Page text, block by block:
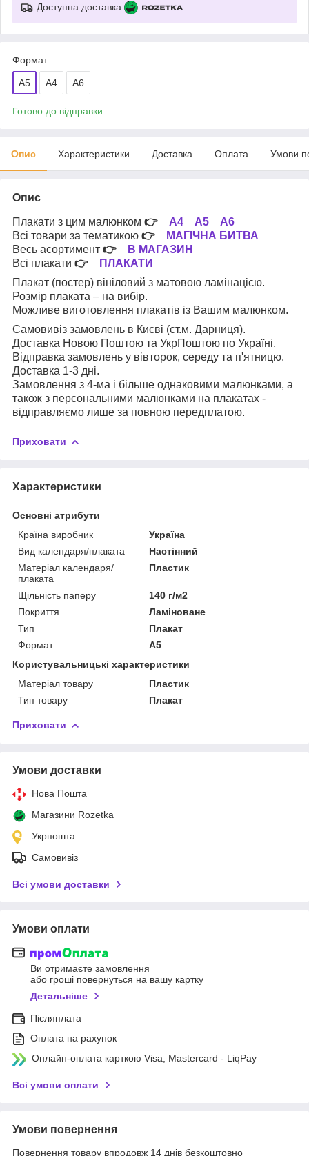
Доступна доставка
Формат
A5 A4 А6
Готово до відправки
Опис Характеристики Доставка Оплата Умови
Опис
Плакати з цим малюнком 👉 А4 А5
А6
Всі товари за тематикою 👉
МАГІЧНА БИТВА
Весь асортимент 👉
В МАГАЗИН
Всі плакати 👉
ПЛАКАТИ
Плакат (постер) вініловий з матовою ламінацією.
Розмір плаката – на вибір.
Можливе виготовлення плакатів із Вашим малюнком.
Самовивіз замовлень в Києві (ст.м. Дарниця).
Доставка Новою Поштою та УкрПоштою по Україні.
Відправка замовлень у вівторок, середу та п'ятницю.
Доставка 1-3 дні.
Замовлення з 4-ма і більше однаковими малюнками, а
також з персональними малюнками на плакатах -
відправляємо лише за повною передплатою.
Приховати
Характеристики
Основні атрибути
Країна виробник
Україна
Вид календаря/плаката
Настінний
Матеріал календаря/
плаката
Пластик
Щільність паперу
140 г/м2
Покриття
Ламіноване
Тип
Плакат
Формат
A5
Користувальницькі характеристики
Матеріал товару
Пластик
Тип товару
Плакат
Приховати
Умови доставки
Нова Пошта
Магазини Rozetka
Укрпошта
Самовивіз
Всі умови доставки
Умови оплати
Ви отримаєте замовлення
або гроші повернуться на вашу картку
Детальніше
Післяплата
Оплата на рахунок
Онлайн-оплата карткою Visa, Mastercard - LiqPay
Всі умови оплати
Умови повернення
Повернення товару впродовж 14 днів безкоштовно